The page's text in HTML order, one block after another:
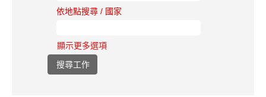
依地點搜尋 / 國家
顯示更多選項